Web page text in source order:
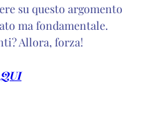
su questo argomento
ma fondamentale.
Allora, forza!